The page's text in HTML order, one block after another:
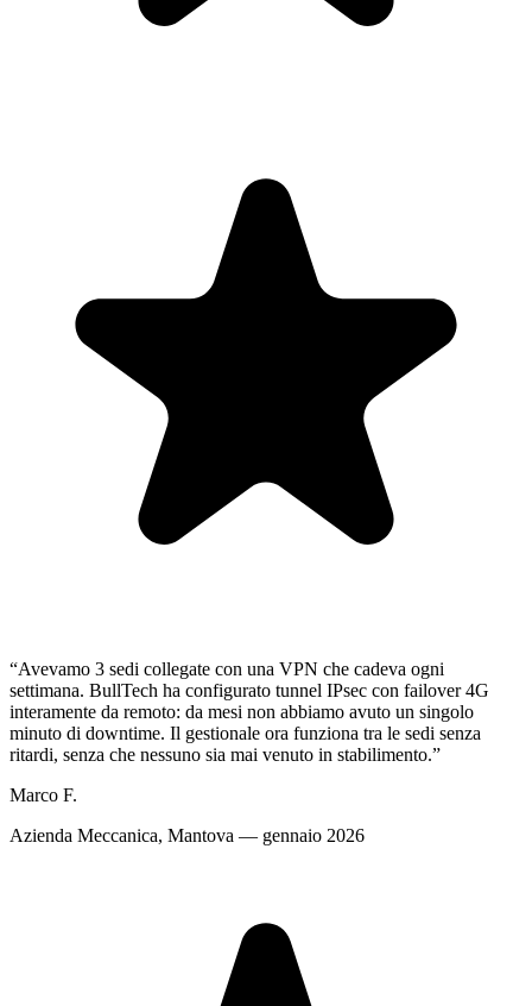
“Avevamo 3 sedi collegate con una VPN che cadeva ogni
settimana. BullTech ha configurato tunnel IPsec con failover 4G
interamente da remoto: da mesi non abbiamo avuto un singolo
minuto di downtime. Il gestionale ora funziona tra le sedi senza
ritardi, senza che nessuno sia mai venuto in stabilimento.”
Marco F.
Azienda Meccanica, Mantova — gennaio 2026